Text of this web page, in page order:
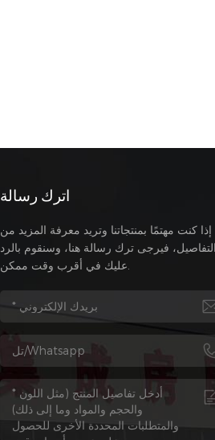
اترك رسالة
إذا كنت مهتمًا بمنتجاتنا وتريد معرفة المزيد من
التفاصيل، فيرجى ترك رسالة هنا، وسنقوم بالرد